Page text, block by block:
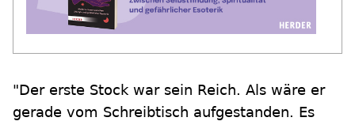
"Der erste Stock war sein Reich. Als wäre er
gerade vom Schreibtisch aufgestanden. Es